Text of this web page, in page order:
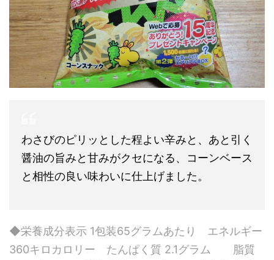
わさびのピリッとした程よい辛みと、あと引く
醤油の旨みと甘みがクセになる、コーンベース
と相性の良い味わいに仕上げました。
◆栄養成分表示 1包装65グラムあたり エネルギー
360キロカロリー たんぱく質 2.1グラム 脂質